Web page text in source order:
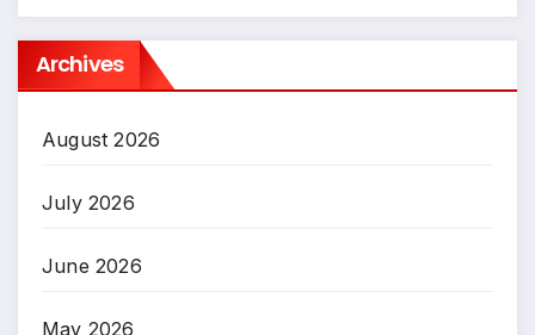
Archives
August 2026
July 2026
June 2026
May 2026